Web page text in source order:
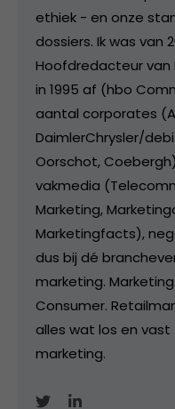
ethiek - en onze
dossiers. Ik was van
Hoofdredacteur
in 1995 af (hbo
aantal corporates
DaimlerChrysler/
Oorschot,
vakmedia
Marketing,
Marketingfacts),
dus bij dé
marketing.
Consumer.
alles wat los en
marketing.